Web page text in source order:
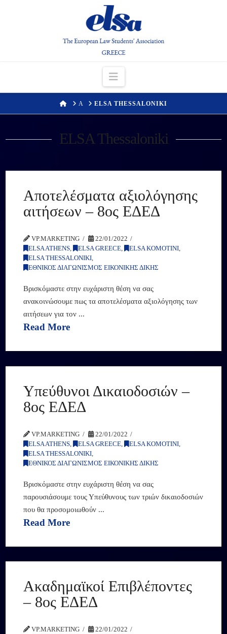
Navigation
HOME
Α ELSA THESSALONIKI
ELSA Thessaloniki
Αποτελέσματα αξιολόγησης
αιτήσεων – 8ος ΕΔΕΔ
VP.MARKETING
22/01/2022
ELSA ATHENS, ELSA GREECE, ELSA KOMOTINI,
ELSA THESSALONIKI,
ΕΘΝΙΚΟΣ ΔΙΑΓΩΝΙΣΜΟΣ ΕΙΚΟΝΙΚΗΣ ΔΙΚΗΣ
Βρισκόμαστε στην ευχάριστη θέση να σας
ανακοινώσουμε πως τα αποτελέσματα αξιολόγησης των
αιτήσεων για τον ...
Read More
Υπεύθυνοι Δικαιοδοσιών –
8ος ΕΔΕΔ
VP.MARKETING
22/01/2022
ELSA ATHENS, ELSA GREECE, ELSA KOMOTINI,
ELSA THESSALONIKI,
ΕΘΝΙΚΟΣ ΔΙΑΓΩΝΙΣΜΟΣ ΕΙΚΟΝΙΚΗΣ ΔΙΚΗΣ
Βρισκόμαστε στην ευχάριστη θέση να σας
παρουσιάσουμε τους Υπεύθυνους των τριών δικαιοδοσιών
που θα προσομοιωθούν ...
Read More
Ακαδημαϊκοί Επιβλέποντες
– 8ος ΕΔΕΔ
VP.MARKETING
22/01/2022